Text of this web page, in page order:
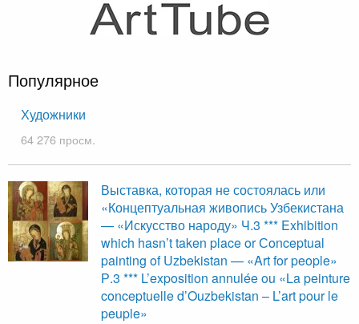
Популярное
Художники
64 276 просм.
Выставка, которая не состоялась или
«Концептуальная живопись Узбекистана
— «Искусство народу» Ч.3 *** Exhibition
which hasn’t taken place or Сonceptual
painting of Uzbekistan — «Art for people»
Р.3 *** L’exposition annulée ou «La peinture
conceptuelle d’Ouzbekistan – L’art pour le
peuple»